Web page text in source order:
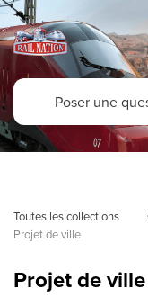
Toutes les collections
Projet de ville
Projet de ville